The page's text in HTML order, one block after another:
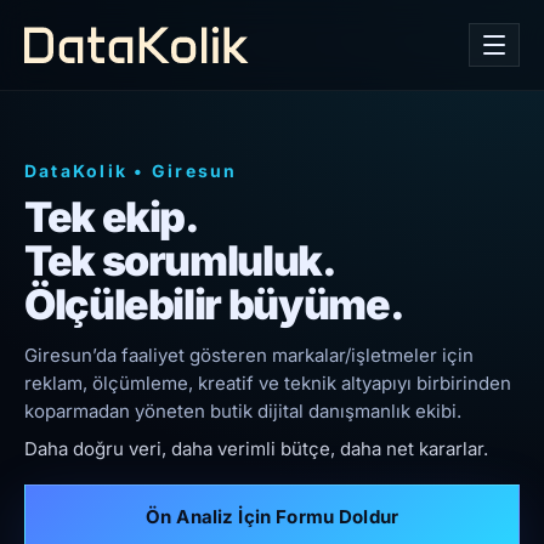
DataKolik • Giresun
Tek ekip.
Tek sorumluluk.
Ölçülebilir büyüme.
Giresun’da faaliyet gösteren markalar/işletmeler için
reklam, ölçümleme, kreatif ve teknik altyapıyı birbirinden
koparmadan yöneten butik dijital danışmanlık ekibi.
Daha doğru veri, daha verimli bütçe, daha net kararlar.
Ön Analiz İçin Formu Doldur